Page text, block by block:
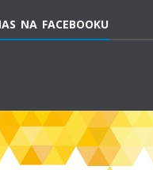
NA FACEBOOKU